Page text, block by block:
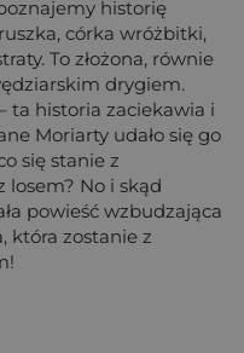
historię
córka wróżbitki,
To złożona, równie
drygiem.
ta historia zaciekawia i
Moriarty udało się go
się stanie z
losem? No i skąd
powieść wzbudzająca
która zostanie z